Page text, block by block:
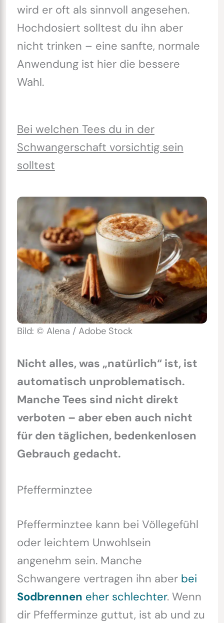
wird er oft als sinnvoll angesehen.
Hochdosiert solltest du ihn aber
nicht trinken – eine sanfte, normale
Anwendung ist hier die bessere
Wahl.
Bei welchen Tees du in der
Schwangerschaft vorsichtig sein
solltest
Bild: © Alena / Adobe Stock
Nicht alles, was „natürlich“ ist, ist
automatisch unproblematisch.
Manche Tees sind nicht direkt
verboten – aber eben auch nicht
für den täglichen, bedenkenlosen
Gebrauch gedacht.
Pfefferminztee
Pfefferminztee kann bei Völlegefühl
oder leichtem Unwohlsein
angenehm sein. Manche
Schwangere vertragen ihn aber bei
Sodbrennen eher schlechter. Wenn
dir Pfefferminze guttut, ist ab und zu